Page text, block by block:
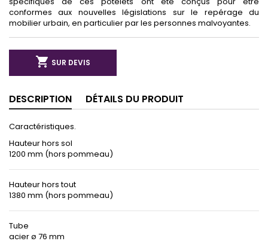
conformes aux nouvelles législations sur le repérage du
mobilier urbain, en particulier par les personnes malvoyantes.
 SUR DEVIS
DESCRIPTION DÉTAILS DU PRODUIT
Caractéristiques.
Hauteur hors sol
1200 mm (hors pommeau)
Hauteur hors tout
1380 mm (hors pommeau)
Tube
acier ø 76 mm